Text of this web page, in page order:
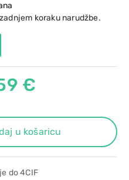
koraku narudžbe.
€
u košaricu
do 4CIF